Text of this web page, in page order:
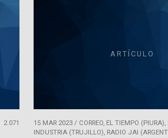
2.071
ARTÍCULO
15 MAR 2023/ CORREO, EL TIEMPO (PIURA),
INDUSTRIA (TRUJILLO), RADIO JAI